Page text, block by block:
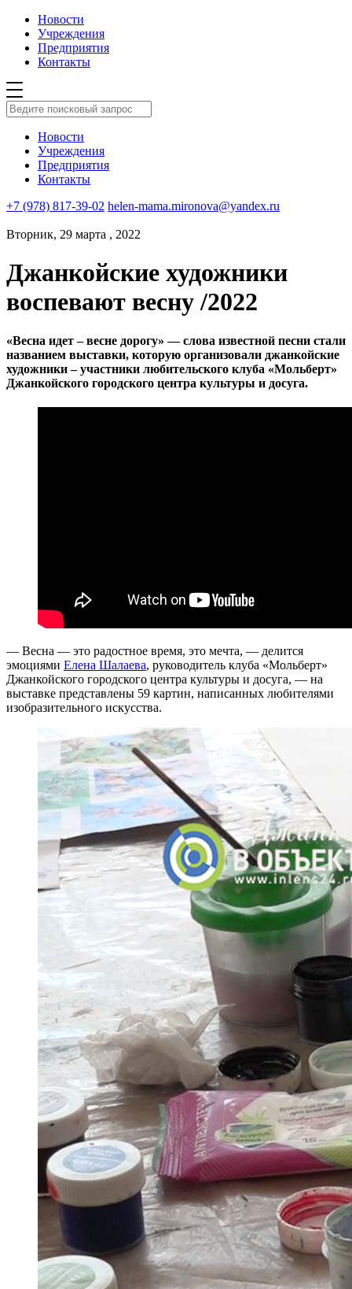
Новости
Учреждения
Предприятия
Контакты
Новости
Учреждения
Предприятия
Контакты
+7 (978) 817-39-02 helen-mama.mironova@yandex.ru
Вторник, 29 марта , 2022
Джанкойские художники
воспевают весну /2022
«Весна идет – весне дорогу» — слова известной песни стали
названием выставки, которую организовали джанкойские
художники – участники любительского клуба «Мольберт»
Джанкойского городского центра культуры и досуга.
— Весна — это радостное время, это мечта, — делится
эмоциями Елена Шалаева, руководитель клуба «Мольберт»
Джанкойского городского центра культуры и досуга, — на
выставке представлены 59 картин, написанных любителями
изобразительного искусства.